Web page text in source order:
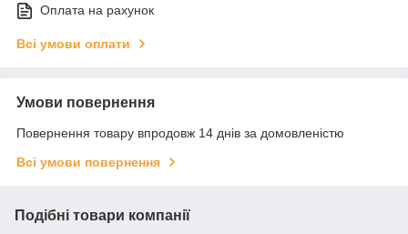
Оплата на рахунок
Всі умови оплати
Умови повернення
Повернення товару впродовж 14 днів за домовленістю
Всі умови повернення
Подібні товари компанії